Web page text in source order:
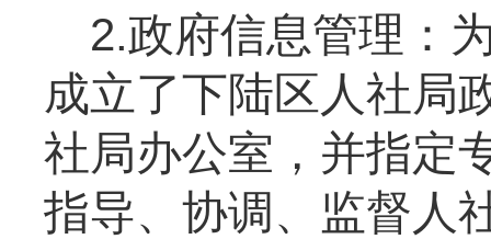
2.政府信息管理：
成立了下陆区人社局
社局办公室，并指定
指导、协调、监督人